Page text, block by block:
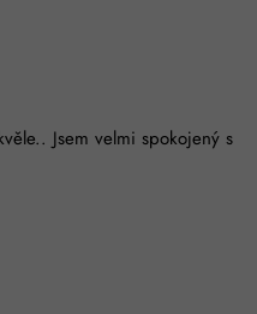
Jsem velmi spokojený s